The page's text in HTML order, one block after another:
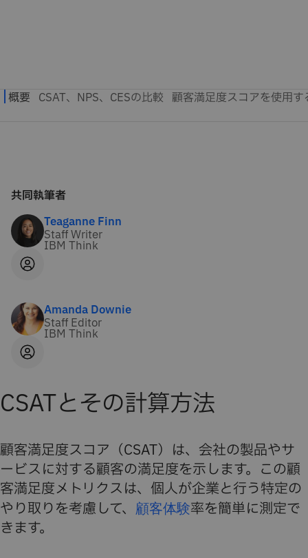
共同執筆者
Teaganne Finn
Staff Writer
IBM Think
Amanda Downie
Staff Editor
IBM Think
CSATとその計算方法
顧客満足度スコア（CSAT）は、会社の製品やサ
ービスに対する顧客の満足度を示します。この顧
客満足度メトリクスは、個人が企業と行う特定の
やり取りを考慮して、 顧客体験率を簡単に測定で
きます。